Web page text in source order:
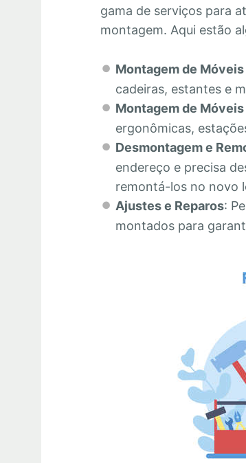
gama de serviços para
montagem. Aqui estão
Montagem de
cadeiras, estantes e
Montagem de
ergonômicas,
Desmontagem e
endereço e precisa
remontá-los no novo
Ajustes e Reparos:
montados para